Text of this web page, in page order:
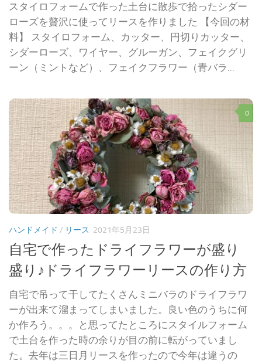
スタイロフォームで作った土台に散歩で拾ったシダー
ローズを贅沢に使ってリースを作りました 【今回の材
料】 スタイロフォーム、カッター、円切りカッター、
シダーローズ、ワイヤー、グルーガン、フェイクグリ
ーン（ミントなど）、フェイクフラワー（青バラ...
0
ハンドメイド / リース 2021年5月23日
自宅で作ったドライフラワーが盛り
盛り♪ドライフラワーリースの作り方
自宅で吊って干してたくさんミニバラのドライフラワ
ーが出来て溜まってしまいました。良い色のうちに何
か作ろう。。。と思ってたところにスタイルフォーム
で土台を作った時の余りが目の前に転がっていまし
た。去年は三日月リースを作ったので今年は違うの